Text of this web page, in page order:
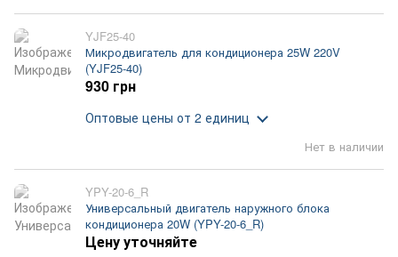
YJF25-40
Микродвигатель для кондиционера 25W 220V
(YJF25-40)
Нет в наличии
930 грн
Оптовые цены от 2 единиц
YPY-20-6_R
Универсальный двигатель наружного блока
кондиционера 20W (YPY-20-6_R)
Цену уточняйте